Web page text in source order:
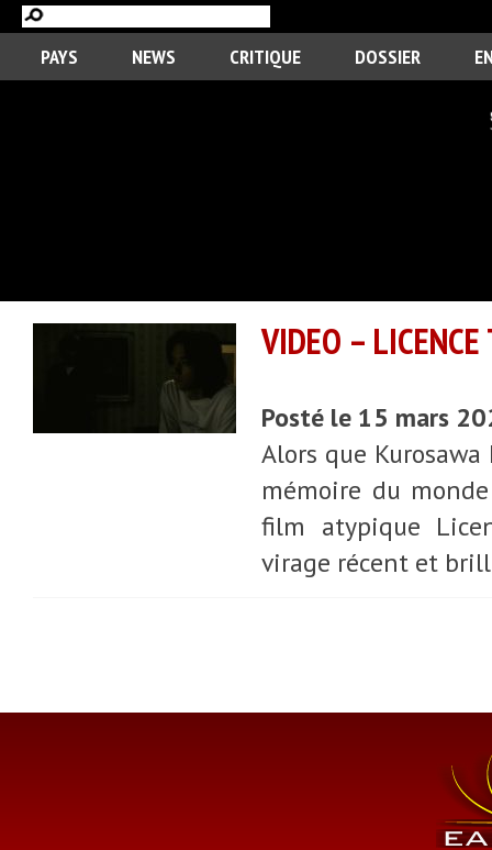
PAYS NEWS CRITIQUE DOSSIER
VIDEO –
Posté le 15 mars
Alors que
mémoire du
film atypique
virage récent et